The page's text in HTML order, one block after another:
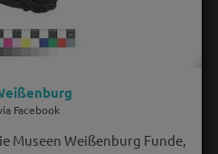
Facebook
Museen Weißenburg Funde,